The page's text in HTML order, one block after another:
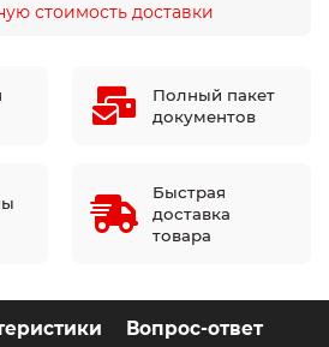
стоимость доставки
Полный пакет
документов
Быстрая
доставка
товара
Вопрос-ответ